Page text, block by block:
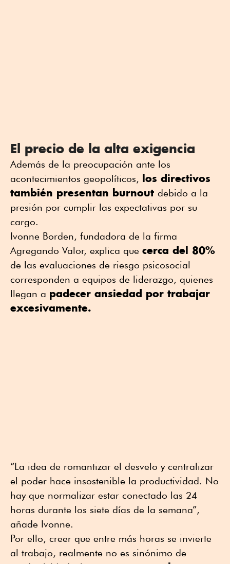
El precio de la alta exigencia
Además de la preocupación ante los
acontecimientos geopolíticos, los directivos
también presentan burnout debido a la
presión por cumplir las expectativas por su
cargo.
Ivonne Borden, fundadora de la firma
Agregando Valor, explica que cerca del 80%
de las evaluaciones de riesgo psicosocial
corresponden a equipos de liderazgo, quienes
llegan a padecer ansiedad por trabajar
excesivamente.
“La idea de romantizar el desvelo y centralizar
el poder hace insostenible la productividad. No
hay que normalizar estar conectado las 24
horas durante los siete días de la semana”,
añade Ivonne.
Por ello, creer que entre más horas se invierte
al trabajo, realmente no es sinónimo de